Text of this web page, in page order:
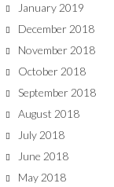
January 2019
December 2018
November 2018
October 2018
September 2018
August 2018
July 2018
June 2018
May 2018